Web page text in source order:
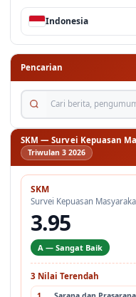
Indonesia
Pencarian
Cari berita, pengumuman...
Triwulan 3 2026
SKM
Survei Kepuasan Masyarakat
3.95
A — Sangat Baik
3 Nilai Terendah
1 Sarana dan Prasarana